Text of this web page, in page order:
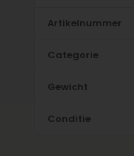
Artikelnummer
Categorie
Gewicht
Conditie